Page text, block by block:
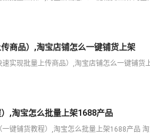
商品）,淘宝店铺怎么一键铺货上架
,淘宝怎么批量上架1688产品